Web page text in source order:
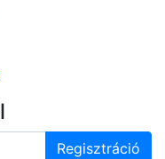
Regisztráció